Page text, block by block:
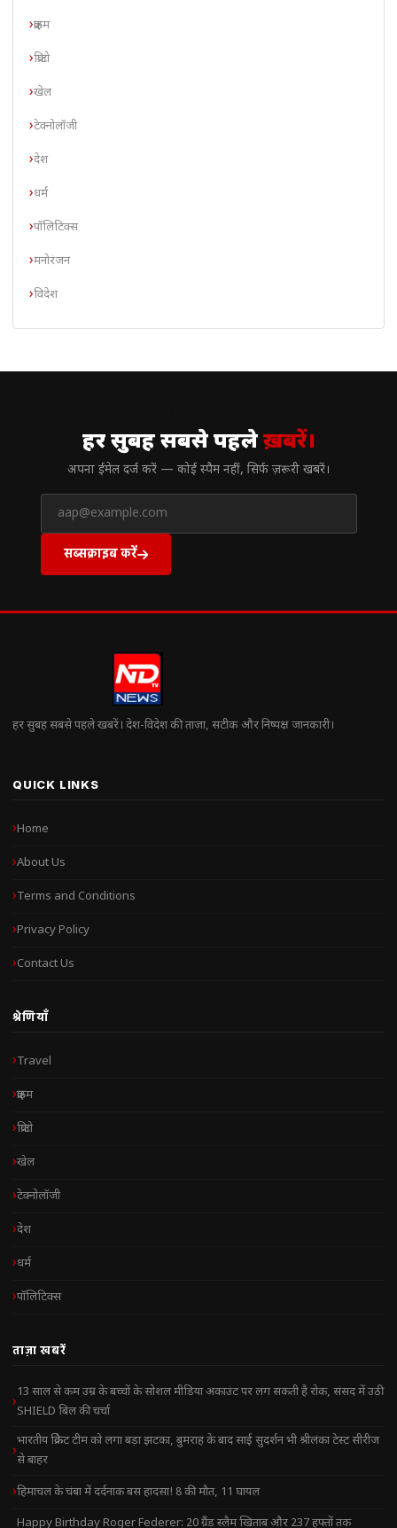
क्राइम
क्रिप्टो
खेल
टेक्नोलॉजी
देश
धर्म
पॉलिटिक्स
मनोरंजन
विदेश
हर सुबह सबसे पहलेख़बरें।
अपना ईमेल दर्ज करें — कोई स्पैम नहीं, सिर्फ ज़रूरी खबरें।
सब्सक्राइब करें
हर सुबह सबसे पहले खबरें। देश-विदेश की ताज़ा, सटीक और निष्पक्ष जानकारी।
QUICK LINKS
Home
About Us
Terms and Conditions
Privacy Policy
Contact Us
श्रेणियाँ
Travel
क्राइम
क्रिप्टो
खेल
टेक्नोलॉजी
देश
धर्म
पॉलिटिक्स
ताज़ा खबरें
13 साल से कम उम्र के बच्चों के सोशल मीडिया अकाउंट पर लग सकती है रोक, संसद में उठी
SHIELD बिल की चर्चा
भारतीय क्रिकेट टीम को लगा बड़ा झटका, बुमराह के बाद साई सुदर्शन भी श्रीलंका टेस्ट सीरीज
से बाहर
हिमाचल के चंबा में दर्दनाक बस हादसा! 8 की मौत, 11 घायल
Happy Birthday Roger Federer: 20 ग्रैंड स्लैम खिताब और 237 हफ्तों तक